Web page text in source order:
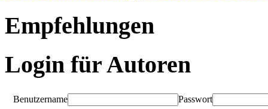
Empfehlungen
Login für Autoren
Benutzername Passwort